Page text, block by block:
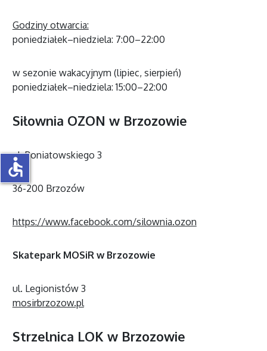
Godziny otwarcia:
poniedziałek–niedziela: 7:00–22:00
w sezonie wakacyjnym (lipiec, sierpień)
poniedziałek–niedziela: 15:00–22:00
Siłownia OZON w Brzozowie
ul. Poniatowskiego 3
36-200 Brzozów
https://www.facebook.com/silownia.ozon
Skatepark MOSiR w Brzozowie
ul. Legionistów 3
mosirbrzozow.pl
Strzelnica LOK w Brzozowie
accessible